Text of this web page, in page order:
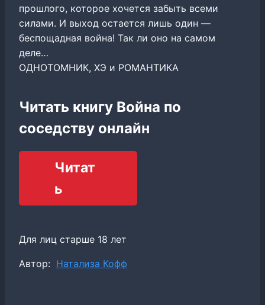
прошлого, которое хочется забыть всеми
силами. И выход остается лишь один —
беспощадная война! Так ли оно на самом
деле…
ОДНОТОМНИК, ХЭ и РОМАНТИКА
Читать книгу Война по
соседству онлайн
Читат
ь
Для лиц старше 18 лет
Метки
Автор: Натализа Кофф